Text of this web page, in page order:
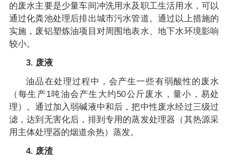
的废水主要是少量车间冲洗用水及职工生活用水，可以
通过化粪池处理后排出城市污水管道。通过以上措施的
实施，废铝塑炼油项目对周围地表水、地下水环境影响
较小。
3. 废液
油品在处理过程中，会产生一些有弱酸性的废水
（每生产1吨油会产生大约50公斤废水，量小，易处
理）。通过加入弱碱液中和后，把中性废水经过三级过
滤，达到无害化后，排到专用的蒸发处理器（其热源采
用主体处理器的烟道余热）蒸发。
4. 废渣